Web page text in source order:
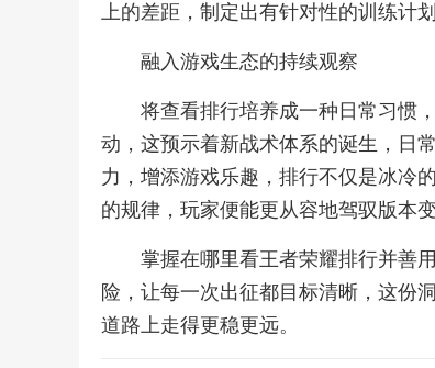
上的差距，制定出有针对性的训练计
融入游戏生态的持续观察
将查看排行培养成一种日常习惯
动，这预示着新战术体系的诞生，日
力，增添游戏乐趣，排行不仅是冰冷
的规律，玩家便能更从容地驾驭版本
掌握在哪里看王者荣耀排行并善
险，让每一次出征都目标清晰，这份
道路上走得更稳更远。